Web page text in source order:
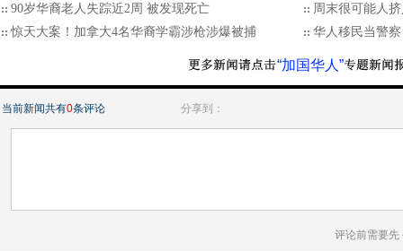
90岁华裔老人失踪近2周 被发现死亡
周末很可能人
惊天大案！加拿大4名华裔学霸涉枪涉爆被捕
华人移民当警
“加国华人”
当前新闻共有0条评论 分享到：
评论前需要先